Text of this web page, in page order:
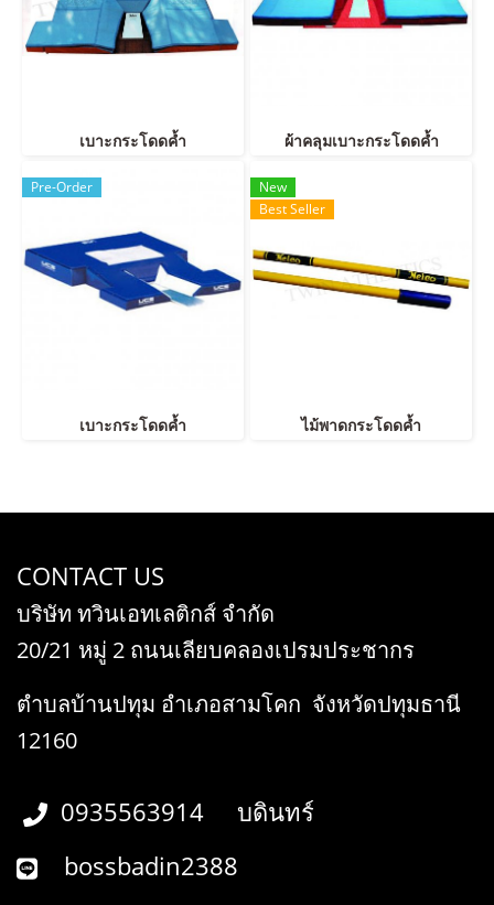
เบาะกระโดดค้ำ ผ้าคลุมเบาะกระโดดค้ำ
Pre-Order
เบาะกระโดดค้ำ
New
Best Seller
ไม้พาดกระโดดค้ำ
CONTACT US
บริษัท ทวินเอทเลติกส์ จำกัด
20/21 หมู่ 2 ถนนเลียบคลองเปรมประชากร
ตำบลบ้านปทุม อำเภอสามโคก จังหวัดปทุมธานี
12160
0935563914 บดินทร์
bossbadin2388